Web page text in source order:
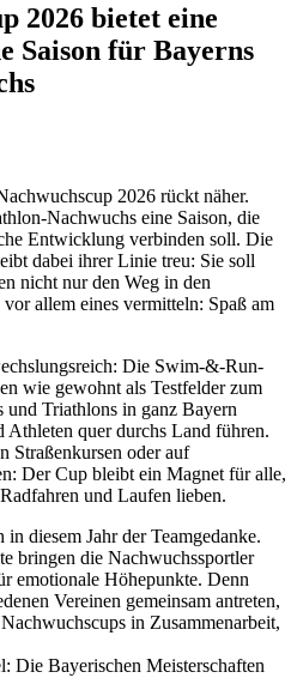
2026 bietet eine
Saison für Bayerns
2026 rückt näher.
Nachwuchs eine Saison, die
Entwicklung verbinden soll. Die
dabei ihrer Linie treu: Sie soll
nicht nur den Weg in den
allem eines vermitteln: Spaß am
Die Swim-&-Run-
wie gewohnt als Testfelder zum
und Triathlons in ganz Bayern
quer durchs Land führen.
Straßenkursen oder auf
Der Cup bleibt ein Magnet für alle,
und Laufen lieben.
diesem Jahr der Teamgedanke.
bringen die Nachwuchssportler
emotionale Höhepunkte. Denn
Vereinen gemeinsam antreten,
in Zusammenarbeit,
Die Bayerischen Meisterschaften